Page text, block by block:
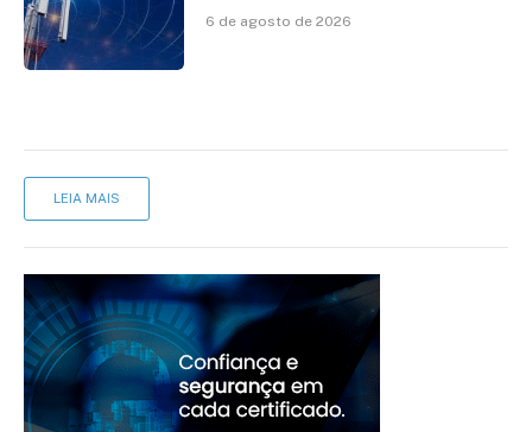
mantém desafio
6 de agosto de 2026
LEIA MAIS